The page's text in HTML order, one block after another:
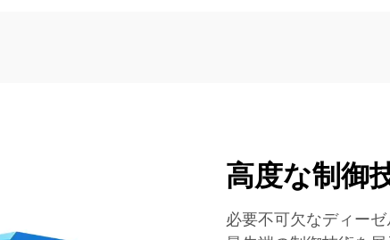
高度な制御
必要不可欠なディー